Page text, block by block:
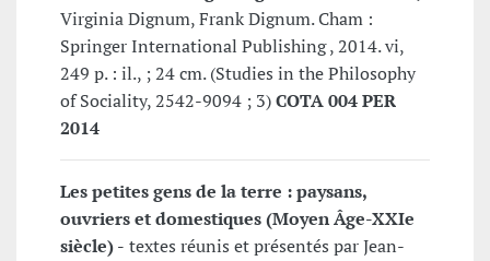
Virginia Dignum, Frank Dignum. Cham :
Springer International Publishing , 2014. vi,
249 p. : il., ; 24 cm. (Studies in the Philosophy
of Sociality, 2542-9094 ; 3)COTA 004 PER
2014
Les petites gens de la terre : paysans,
ouvriers et domestiques (Moyen Âge-XXIe
siècle) - textes réunis et présentés par Jean-